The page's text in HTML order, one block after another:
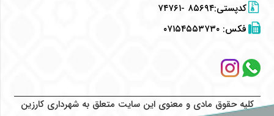
کدپستی:۸۵۶۹۴ -۷۴۷۶۱
فکس:۰۷۱۵۴۵۵۳۷۳۰
کلیه حقوق مادی و معنوی این سایت متعلق به شهرداری کارزین